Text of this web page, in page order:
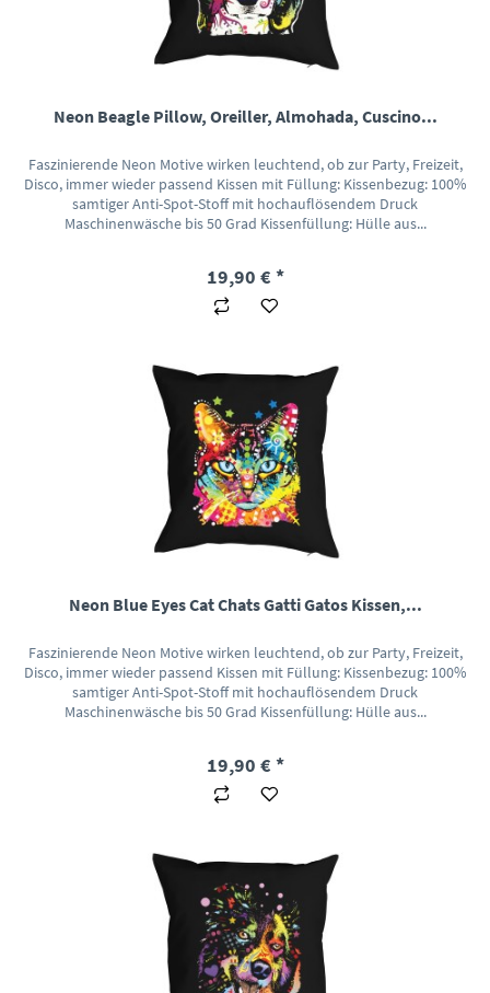
Neon Beagle Pillow, Oreiller, Almohada, Cuscino...
Faszinierende Neon Motive wirken leuchtend, ob zur Party, Freizeit,
Disco, immer wieder passend Kissen mit Füllung: Kissenbezug: 100%
samtiger Anti-Spot-Stoff mit hochauflösendem Druck
Maschinenwäsche bis 50 Grad Kissenfüllung: Hülle aus...
19,90 € *
Neon Blue Eyes Cat Chats Gatti Gatos Kissen,...
Faszinierende Neon Motive wirken leuchtend, ob zur Party, Freizeit,
Disco, immer wieder passend Kissen mit Füllung: Kissenbezug: 100%
samtiger Anti-Spot-Stoff mit hochauflösendem Druck
Maschinenwäsche bis 50 Grad Kissenfüllung: Hülle aus...
19,90 € *